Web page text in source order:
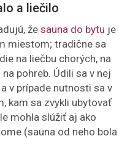
a liečilo
že sauna do bytu je
miestom; tradične sa
na liečbu chorých, na
pohreb. Údili sa v nej
v prípade nutnosti sa v
kam sa zvykli ubytovať
mohla slúžiť aj ako
(sauna od neho bola